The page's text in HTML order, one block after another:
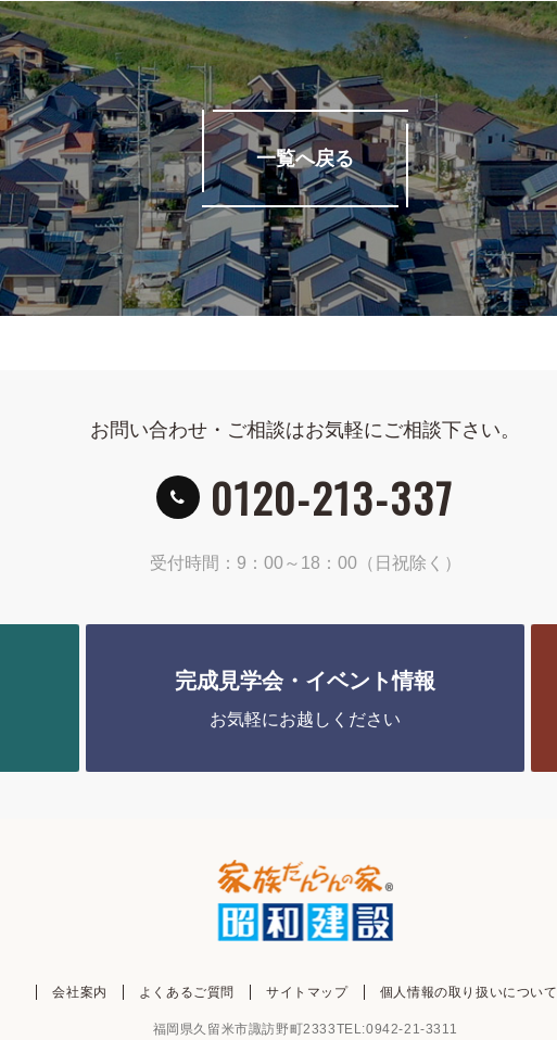
一覧へ戻る
お問い合わせ・ご相談はお気軽にご相談下さい。
0120-213-337
受付時間：9：00～18：00（日祝除く）
完成見学会・イベント情報
お気軽にお越しください
会社案内 よくあるご質問 サイトマップ 個人情報の取り扱いについて
福岡県久留米市諏訪野町2333TEL:0942-21-3311